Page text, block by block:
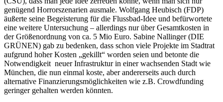
genügend Horrorszenarien ausmale. Wolfgang Heubisch (FDP)
äußerte seine Begeisterung für die Flussbad-Idee und befürwortete
eine weitere Untersuchung – allerdings nur über Gesamtkosten in
der Größenordnung von ca. 5 Mio Euro. Sabine Nallinger (DIE
GRÜNEN) gab zu bedenken, dass schon viele Projekte im Stadtrat
aufgrund hoher Kosten „gekillt“ worden seien und betonte die
Notwendigkeit neuer Infrastruktur in einer wachsenden Stadt wie
München, die nun einmal koste, aber andererseits auch durch
alternative Finanzierungsmöglichkeiten wie z.B. Crowdfunding
geringer gehalten werden könnten.